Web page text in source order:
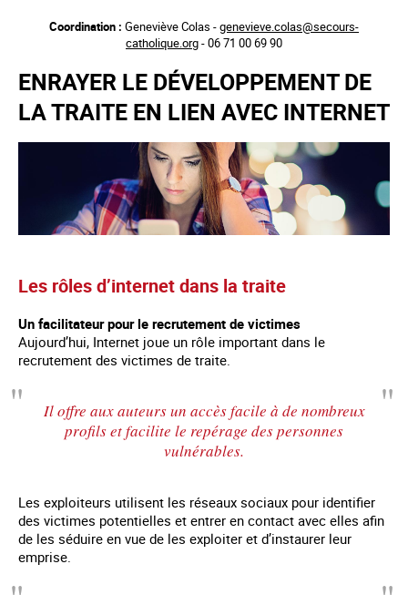
principal
Coordination : Geneviève Colas -genevieve.colas@secours-
catholique.org- 06 71 00 69 90
ENRAYER LE DÉVELOPPEMENT DE
LA TRAITE EN LIEN AVEC INTERNET
Les rôles d’internet dans la traite
Un facilitateur pour le recrutement de victimes
Aujourd’hui, Internet joue un rôle important dans le
recrutement des victimes de traite.
Il offre aux auteurs un accès facile à de nombreux
profils et facilite le repérage des personnes
vulnérables.
Les exploiteurs utilisent les réseaux sociaux pour identifier
des victimes potentielles et entrer en contact avec elles afin
de les séduire en vue de les exploiter et d’instaurer leur
emprise.